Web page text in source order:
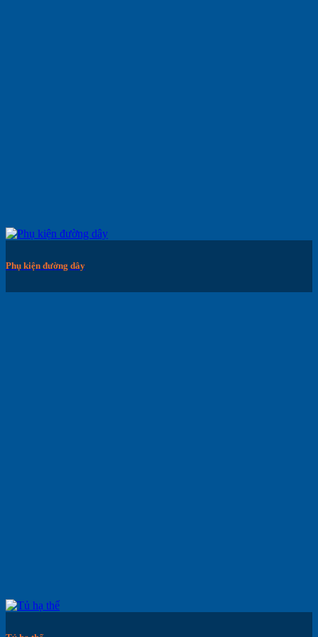
Phụ kiện đường dây